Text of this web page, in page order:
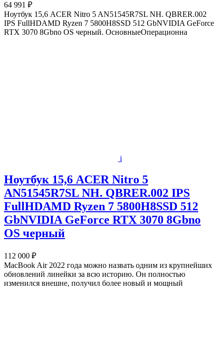
64 991 ₽
Ноутбук 15,6 ACER Nitro 5 AN51545R7SL NH. QBRER.002
IPS FullHDAMD Ryzen 7 5800H8SSD 512 GbNVIDIA GeForce
RTX 3070 8Gbno OS черный. ОсновныеОперационна
i
Ноутбук 15,6 ACER Nitro 5
AN51545R7SL NH. QBRER.002 IPS
FullHDAMD Ryzen 7 5800H8SSD 512
GbNVIDIA GeForce RTX 3070 8Gbno
OS черный
112 000 ₽
MacBook Air 2022 года можно назвать одним из крупнейших
обновлений линейки за всю историю. Он полностью
изменился внешне, получил более новый и мощный